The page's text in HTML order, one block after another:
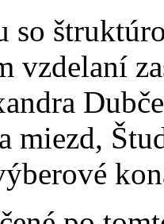
so
vzdelaní
miezd,